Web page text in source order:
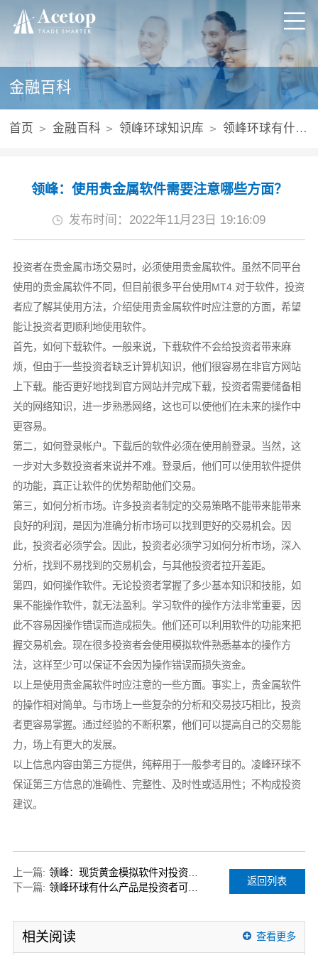
金融百科
首页 金融百科 领峰环球知识库 领峰环球有什么产品
领峰：使用贵金属软件需要注意哪些方面？
发布时间：2022年11月23日 19:16:09
投资者在贵金属市场交易时，必须使用贵金属软件。虽然不同平台
使用的贵金属软件不同，但目前很多平台使用MT4.对于软件，投资
者应了解其使用方法，介绍使用贵金属软件时应注意的方面，希望
能让投资者更顺利地使用软件。
首先，如何下载软件。一般来说，下载软件不会给投资者带来麻
烦，但由于一些投资者缺乏计算机知识，他们很容易在非官方网站
上下载。能否更好地找到官方网站并完成下载，投资者需要储备相
关的网络知识，进一步熟悉网络，这也可以使他们在未来的操作中
更容易。
第二，如何登录帐户。下载后的软件必须在使用前登录。当然，这
一步对大多数投资者来说并不难。登录后，他们可以使用软件提供
的功能，真正让软件的优势帮助他们交易。
第三，如何分析市场。许多投资者制定的交易策略不能带来能带来
良好的利润，是因为准确分析市场可以找到更好的交易机会。因
此，投资者必须学会。因此，投资者必须学习如何分析市场，深入
分析，找到不易找到的交易机会，与其他投资者拉开差距。
第四，如何操作软件。无论投资者掌握了多少基本知识和技能，如
果不能操作软件，就无法盈利。学习软件的操作方法非常重要，因
此不容易因操作错误而造成损失。他们还可以利用软件的功能来把
握交易机会。现在很多投资者会使用模拟软件熟悉基本的操作方
法，这样至少可以保证不会因为操作错误而损失资金。
以上是使用贵金属软件时应注意的一些方面。事实上，贵金属软件
的操作相对简单。与市场上一些复杂的分析和交易技巧相比，投资
者更容易掌握。通过经验的不断积累，他们可以提高自己的交易能
力，场上有更大的发展。
以上信息内容由第三方提供，纯粹用于一般参考目的。凌峰环球不
保证第三方信息的准确性、完整性、及时性或适用性；不构成投资
建议。
上一篇:
领峰：现货黄金模拟软件对投资者有什么用？
下一篇:
领峰环球有什么产品是投资者可以选择的？
返回列表
相关阅读 查看更多